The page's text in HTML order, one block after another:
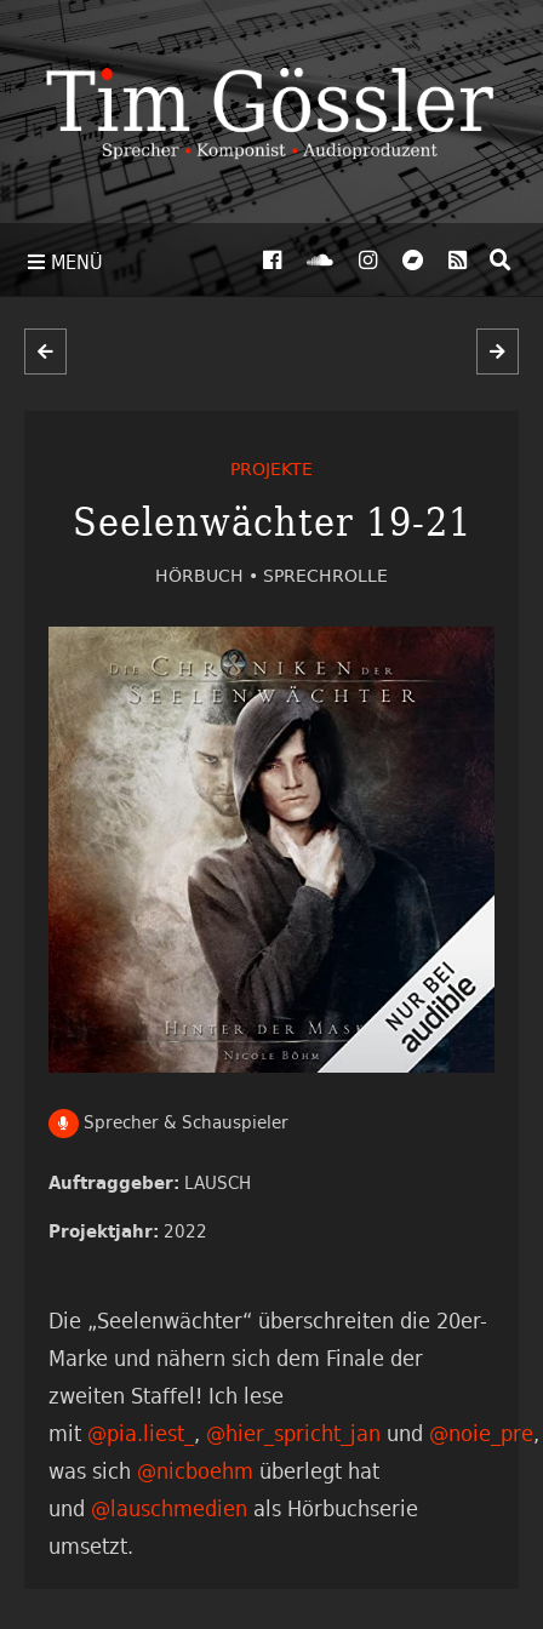
MENÜ
PROJEKTE
Seelenwächter 19-21
HÖRBUCH • SPRECHROLLE
Sprecher & Schauspieler
Auftraggeber: LAUSCH
Projektjahr: 2022
Die „Seelenwächter“ überschreiten die 20er-
Marke und nähern sich dem Finale der
zweiten Staffel! Ich lese
mit@pia.liest_ , @hier_spricht_jan und @noie_pre,
was sich @nicboehm überlegt hat
und @lauschmedien als Hörbuchserie
umsetzt.